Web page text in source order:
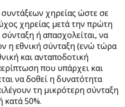
χηρείας ώστε σε
χηρείας μετά την πρώτη
σύνταξη ή απασχολείται, να
η εθνική σύνταξη (ενώ τώρα
και ανταποδοτική
που υπάρχει και
να δοθεί η δυνατότητα
τη μικρότερη σύνταξη
κατά 50%.